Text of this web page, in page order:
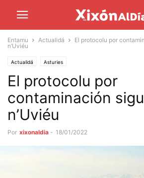
Entamu Actualidá
El protocolu por
n’Uviéu
Actualidá Asturies
El protocolu por
contaminación
n’Uviéu
Por xixonaldia - 18/01/2022